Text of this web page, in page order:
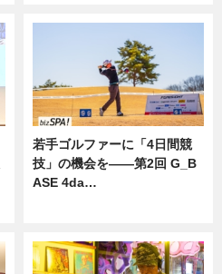
若手ゴルファーに「4日間競
技」の機会を——第2回 G_B
ASE 4da…